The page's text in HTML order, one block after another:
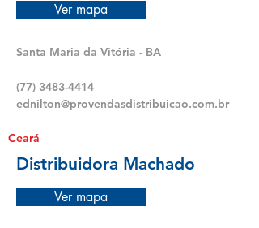
Ver mapa
Santa Maria da Vitória - BA
(77) 3483-4414
ednilton@provendasdistribuicao.com.br
Ceará
Distribuidora Machado
Ver mapa